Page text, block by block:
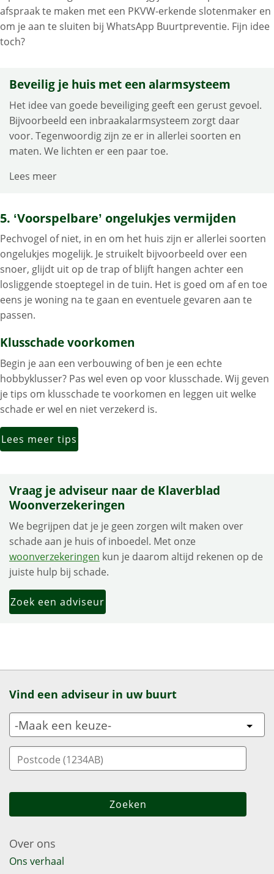
afspraak te maken met een PKVW-erkende slotenmaker en
om je aan te sluiten bij WhatsApp Buurtpreventie. Fijn idee
toch?
Beveilig je huis met een alarmsysteem
Het idee van goede beveiliging geeft een gerust gevoel.
Bijvoorbeeld een inbraakalarmsysteem zorgt daar
voor. Tegenwoordig zijn ze er in allerlei soorten en
maten. We lichten er een paar toe.
Lees meer
5. ‘Voorspelbare’ ongelukjes vermijden
Pechvogel of niet, in en om het huis zijn er allerlei soorten
ongelukjes mogelijk. Je struikelt bijvoorbeeld over een
snoer, glijdt uit op de trap of blijft hangen achter een
losliggende stoeptegel in de tuin. Het is goed om af en toe
eens je woning na te gaan en eventuele gevaren aan te
passen.
Klusschade voorkomen
Begin je aan een verbouwing of ben je een echte
hobbyklusser? Pas wel even op voor klusschade. Wij geven
je tips om klusschade te voorkomen en leggen uit welke
schade er wel en niet verzekerd is.
Lees meer tips
Vraag je adviseur naar de Klaverblad
Woonverzekeringen
We begrijpen dat je je geen zorgen wilt maken over
schade aan je huis of inboedel. Met onze
woonverzekeringen kun je daarom altijd rekenen op de
juiste hulp bij schade.
Zoek een adviseur
Vind een adviseur in uw buurt
Over ons
Ons verhaal